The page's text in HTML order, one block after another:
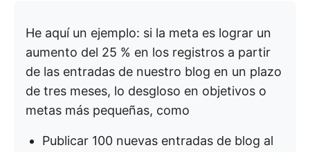
He aquí un ejemplo: si la meta es lograr un
aumento del 25 % en los registros a partir
de las entradas de nuestro blog en un plazo
de tres meses, lo desgloso en objetivos o
metas más pequeñas, como
Publicar 100 nuevas entradas de blog al